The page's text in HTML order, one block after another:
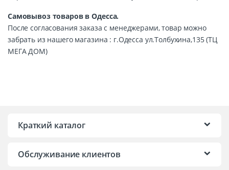
Самовывоз товаров в Одесса.
После согласования заказа с менеджерами, товар можно
забрать из нашего магазина : г.Одесса ул.Толбухина,135 (ТЦ
МЕГА ДОМ)
Краткий каталог
Обслуживание клиентов